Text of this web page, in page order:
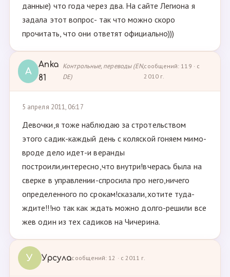
данные) что года через два. На сайте Легиона я
задала этот вопрос- так что можно скоро
прочитать, что они ответят официально)))
A
Anka
81
Контрольные, переводы (EN,
DE)
сообщений: 119 · с
2010 г.
5 апреля 2011, 06:17
Девочки,я тоже наблюдаю за стротельством
этого садик-каждый день с коляской гоняем мимо-
вроде дело идет-и веранды
построили,интересно,что внутри!вчерась была на
сверке в управлении-спросила про него,ничего
определенного по срокам!сказали,хотите туда-
ждите!!!но так как ждать можно долго-решили все
жев один из тех садиков на Чичерина.
У Урсуласообщений: 12 · с 2011 г.